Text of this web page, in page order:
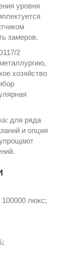
уровня
замеров.
2
хозяйство
для ряда
и опция
люкс;